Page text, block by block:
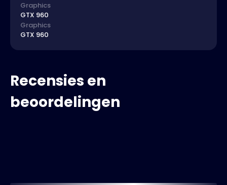
Graphics
GTX 960
Graphics
GTX 960
Recensies en
beoordelingen